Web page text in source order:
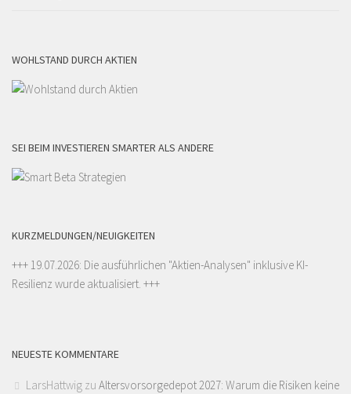
WOHLSTAND DURCH AKTIEN
SEI BEIM INVESTIEREN SMARTER ALS ANDERE
KURZMELDUNGEN/NEUIGKEITEN
+++ 19.07.2026: Die ausführlichen "Aktien-Analysen" inklusive KI-
Resilienz wurde aktualisiert. +++
NEUESTE KOMMENTARE
LarsHattwig zu Altersvorsorgedepot 2027: Warum die Risiken keine